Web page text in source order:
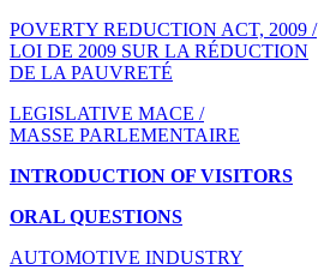
POVERTY REDUCTION ACT, 2009 /
LOI DE 2009 SUR LA RÉDUCTION
DE LA PAUVRETÉ
LEGISLATIVE MACE /
MASSE PARLEMENTAIRE
INTRODUCTION OF VISITORS
ORAL QUESTIONS
AUTOMOTIVE INDUSTRY